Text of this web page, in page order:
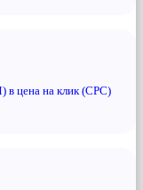
в цена на клик (CPC)